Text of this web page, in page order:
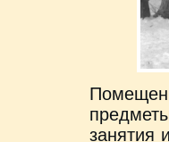
занятия